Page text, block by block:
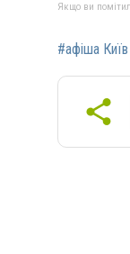
Якщо ви
#афіша Київ